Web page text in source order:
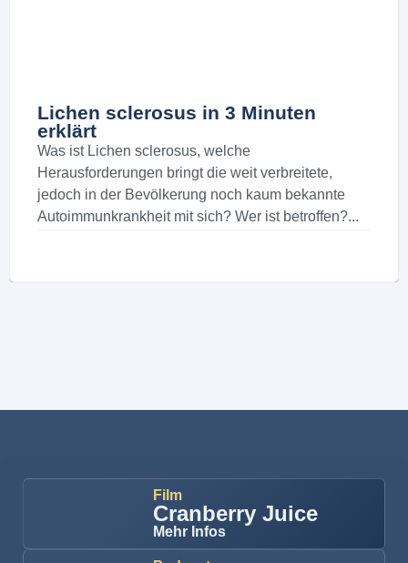
Lichen sclerosus in 3 Minuten
erklärt
Was ist Lichen sclerosus, welche
Herausforderungen bringt die weit verbreitete,
jedoch in der Bevölkerung noch kaum bekannte
Autoimmunkrankheit mit sich? Wer ist betroffen?...
Film
Cranberry Juice
Mehr Infos